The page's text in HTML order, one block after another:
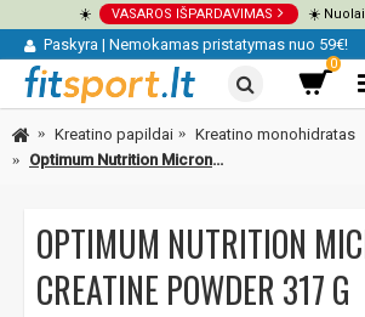
☀️ VASAROS IŠPARDAVIMAS ☀️
Paskyra | Nemokamas pristatymas nuo 59€!
0
Kreatino papildai
Kreatino monohidratas
Optimum Nutrition Micronized Creatine Powder 317 g
OPTIMUM NUTRITION
CREATINE POWDER 317 G